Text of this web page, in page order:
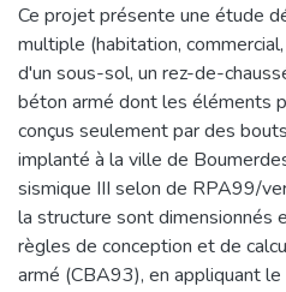
Ce projet présente une étude
multiple (habitation,
d'un sous-sol, un rez-de-
béton armé dont les éléments
conçus seulement par des
implanté à la ville de
sismique III selon de RPA99/
la structure sont dimensionnés
règles de conception et de
armé (CBA93), en appliquant